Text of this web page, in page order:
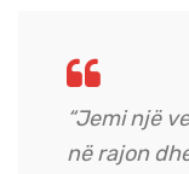
“Jemi një
në rajon